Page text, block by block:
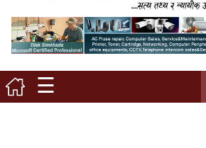
☰
स्थानीय समाचार
विचार / ब्लग
नगर/गाउँ पालिका